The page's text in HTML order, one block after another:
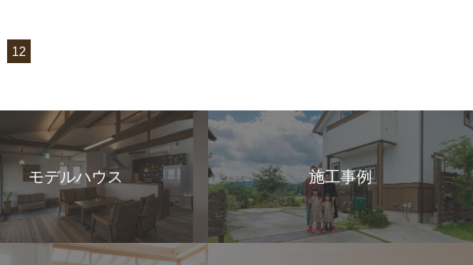
12
モデルハウス 施工事例